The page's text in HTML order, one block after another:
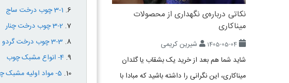
نکاتی درباره‌ی نگهداری از محصولات
میناکاری
1405-05-04
شیرین کریمی
شاید شما هم بعد از خرید یک بشقاب یا گلدان
میناکاری، این نگرانی را داشته باشید که مبادا با
3-1 چوب درخت ساج
3-2 چوب درخت چنار
3-3 چوب درخت گردو
4- انواع مشبک چوب
5- مواد اولیه مشبک چوب